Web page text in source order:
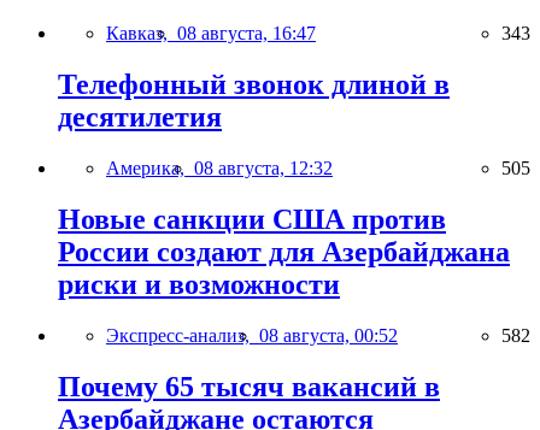
Кавказ, 08 августа, 16:47 343
Телефонный звонок длиной в
десятилетия
Америка, 08 августа, 12:32 505
Новые санкции США против
России создают для Азербайджана
риски и возможности
Экспресс-анализ, 08 августа, 00:52 582
Почему 65 тысяч вакансий в
Азербайджане остаются